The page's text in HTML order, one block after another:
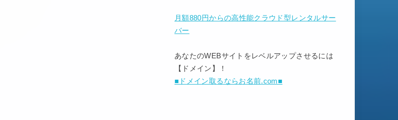
月額880円からの高性能クラウド型レンタルサー
バー
あなたのWEBサイトをレベルアップさせるには
【ドメイン】！
■ドメイン取るならお名前.com■